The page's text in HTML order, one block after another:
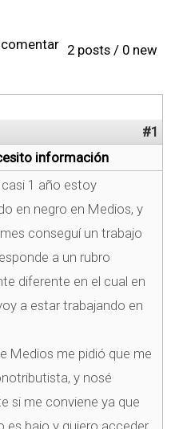
2 posts / 0 new
#1
información
1 año estoy
en negro en Medios, y
conseguí un trabajo
a un rubro
diferente en el cual en
a estar trabajando en
Medios me pidió que me
y nosé
si me conviene ya que